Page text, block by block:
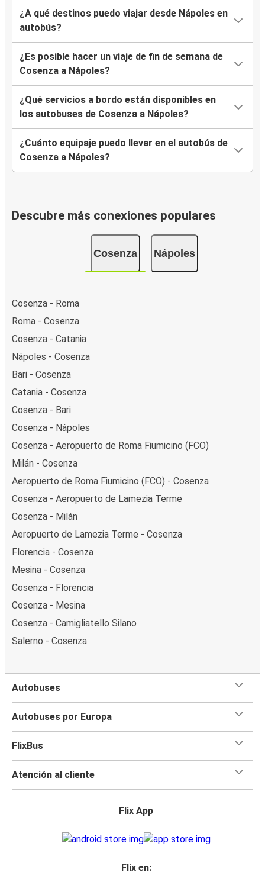
¿A qué destinos puedo viajar desde Nápoles en
autobús?
¿Es posible hacer un viaje de fin de semana de
Cosenza a Nápoles?
¿Qué servicios a bordo están disponibles en
los autobuses de Cosenza a Nápoles?
¿Cuánto equipaje puedo llevar en el autobús de
Cosenza a Nápoles?
Descubre más conexiones populares
Cosenza Nápoles
Cosenza - Roma
Roma - Cosenza
Cosenza - Catania
Nápoles - Cosenza
Bari - Cosenza
Catania - Cosenza
Cosenza - Bari
Cosenza - Nápoles
Cosenza - Aeropuerto de Roma Fiumicino (FCO)
Milán - Cosenza
Aeropuerto de Roma Fiumicino (FCO) - Cosenza
Cosenza - Aeropuerto de Lamezia Terme
Cosenza - Milán
Aeropuerto de Lamezia Terme - Cosenza
Florencia - Cosenza
Mesina - Cosenza
Cosenza - Florencia
Cosenza - Mesina
Cosenza - Camigliatello Silano
Salerno - Cosenza
Autobuses
Autobuses por Europa
FlixBus
Atención al cliente
Flix App
Flix en: